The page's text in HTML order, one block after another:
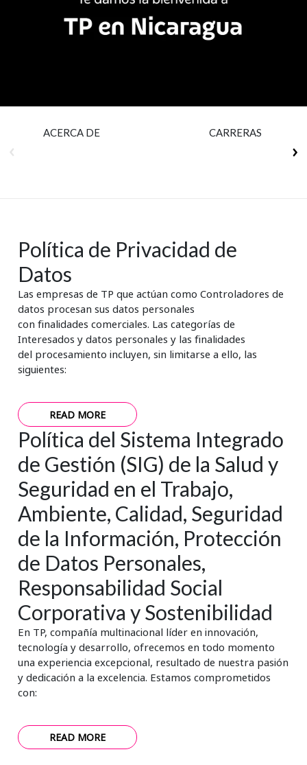
Travel, hospitality, and cargo
ACERCA DE CARRERAS
Política de Privacidad de
Datos
Las empresas de TP que actúan como Controladores de
datos procesan sus datos personales
con finalidades comerciales. Las categorías de
Interesados y datos personales y las finalidades
del procesamiento incluyen, sin limitarse a ello, las
siguientes:
READ MORE
Política del Sistema Integrado
de Gestión (SIG) de la Salud y
Seguridad en el Trabajo,
Ambiente, Calidad, Seguridad
de la Información, Protección
de Datos Personales,
Responsabilidad Social
Corporativa y Sostenibilidad
En TP, compañía multinacional líder en innovación,
tecnología y desarrollo, ofrecemos en todo momento
una experiencia excepcional, resultado de nuestra pasión
y dedicación a la excelencia. Estamos comprometidos
con:
READ MORE